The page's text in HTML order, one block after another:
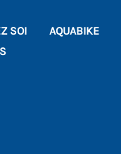
SOI AQUABIKE